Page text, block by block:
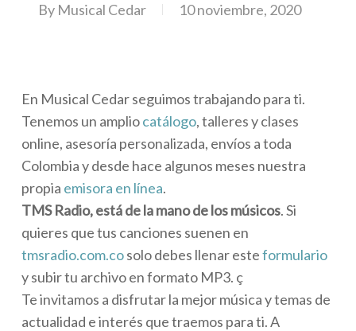
By Musical Cedar 10 noviembre, 2020
En Musical Cedar seguimos trabajando para ti.
Tenemos un ampliocatálogo, talleres y clases
online, asesoría personalizada, envíos a toda
Colombia y desde hace algunos meses nuestra
propia emisora en línea.
TMS Radio, está de la mano de los músicos. Si
quieres que tus canciones suenen en
tmsradio.com.cosolo debes llenar esteformulario
y subir tu archivo en formato MP3. ç
Te invitamos a disfrutar la mejor música y temas de
actualidad e interés que traemos para ti. A